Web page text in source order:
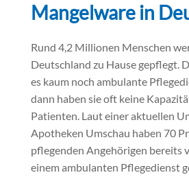
Mangelware in
Rund 4,2 Millionen Menschen
Deutschland zu Hause gepflegt.
es kaum noch ambulante
dann haben sie oft keine
Patienten. Laut einer aktuellen
Apotheken Umschau haben 70
pflegenden Angehörigen bereits
einem ambulanten Pflegedienst